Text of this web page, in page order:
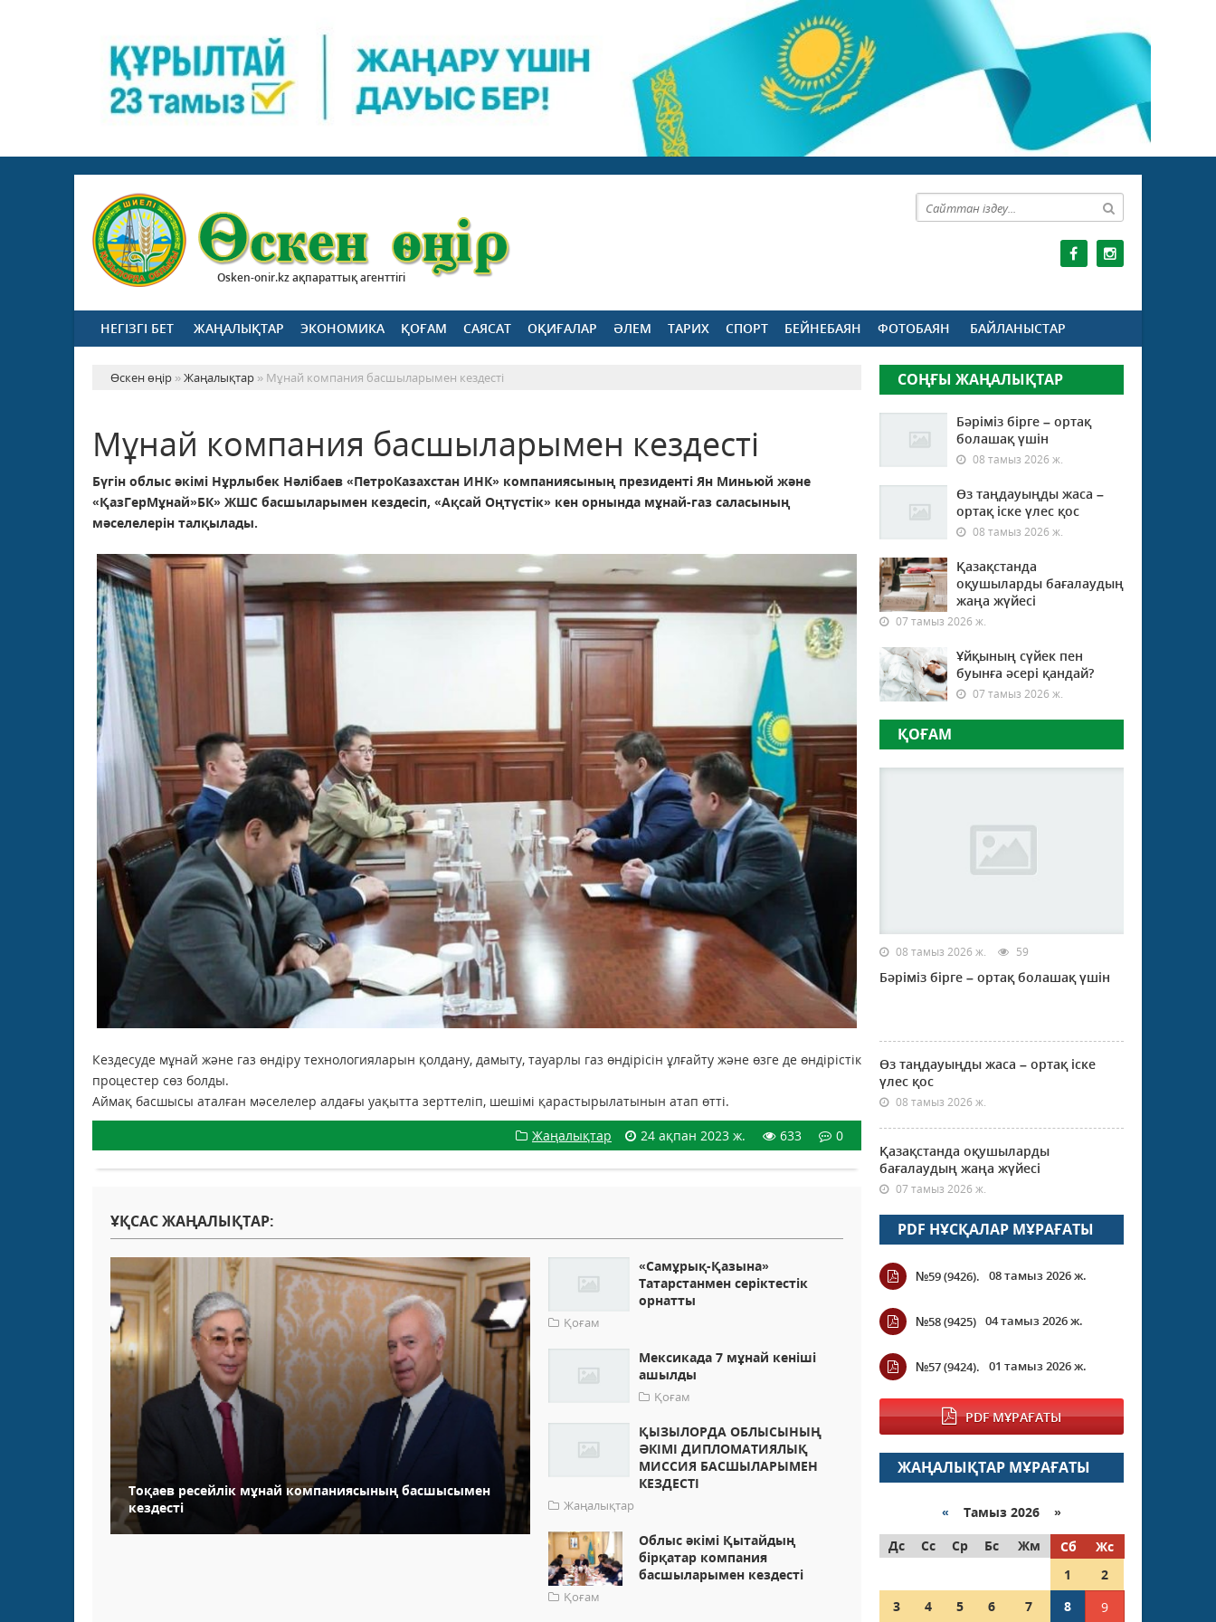
Osken-onir.kz ақпараттық агенттігі
НЕГІЗГІ БЕТ ЖАҢАЛЫҚТАР ЭКОНОМИКА ҚОҒАМ САЯСАТ ОҚИҒАЛАР ӘЛЕМ ТАРИХ СПОРТ БЕЙНЕБАЯН ФОТОБАЯН БАЙЛАНЫСТАР
Өскен өңір »Жаңалықтар » Мұнай компания басшыларымен кездесті
Мұнай компания басшыларымен кездесті
Бүгін облыс әкімі Нұрлыбек Нәлібаев «ПетроКазахстан ИНК» компаниясының президенті Ян Миньюй және
«ҚазГерМұнай»БК» ЖШС басшыларымен кездесіп, «Ақсай Оңтүстік» кен орнында мұнай-газ саласының
мәселелерiн талқылады.
Кездесуде мұнай және газ өндіру технологияларын қолдану, дамыту, тауарлы газ өндiрiсiн ұлғайту және өзге де өндірістік
процестер сөз болды.
Аймақ басшысы аталған мәселелер алдағы уақытта зерттеліп, шешімі қарастырылатынын атап өтті.
Жаңалықтар
24 ақпан 2023 ж. 633 0
ҰҚСАС ЖАҢАЛЫҚТАР:
Тоқаев ресейлік мұнай компаниясының басшысымен
кездесті
«Самұрық-Қазына»
Татарстанмен серіктестік
орнатты
Қоғам
Мексикада 7 мұнай кеніші
ашылды
Қоғам
ҚЫЗЫЛОРДА ОБЛЫСЫНЫҢ
ӘКІМІ ДИПЛОМАТИЯЛЫҚ
МИССИЯ БАСШЫЛАРЫМЕН
КЕЗДЕСТІ
Жаңалықтар
Облыс әкімі Қытайдың
бірқатар компания
басшыларымен кездесті
Қоғам
СОҢҒЫ ЖАҢАЛЫҚТАР
Бәріміз бірге – ортақ
болашақ үшін
08 тамыз 2026 ж.
Өз таңдауыңды жаса –
ортақ іске үлес қос
08 тамыз 2026 ж.
Қазақстанда
оқушыларды бағалаудың
жаңа жүйесі
07 тамыз 2026 ж.
Ұйқының сүйек пен
буынға әсері қандай?
07 тамыз 2026 ж.
ҚОҒАМ
08 тамыз 2026 ж. 59
Бәріміз бірге – ортақ болашақ үшін
Өз таңдауыңды жаса – ортақ іске
үлес қос
08 тамыз 2026 ж.
Қазақстанда оқушыларды
бағалаудың жаңа жүйесі
07 тамыз 2026 ж.
PDF НҰСҚАЛАР МҰРАҒАТЫ
№59 (9426). 08 тамыз 2026 ж.
№58 (9425) 04 тамыз 2026 ж.
№57 (9424). 01 тамыз 2026 ж.
PDF МҰРАҒАТЫ
ЖАҢАЛЫҚТАР МҰРАҒАТЫ
« Тамыз 2026 »
Дс
Сс Ср Бс Жм Сб
Жс
1
2
3
4 5 6 7 8 9